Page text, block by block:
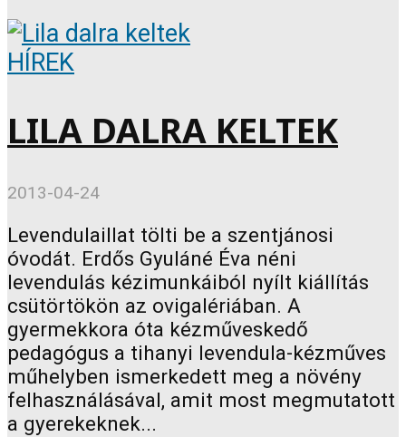
HÍREK
LILA DALRA KELTEK
2013-04-24
Levendulaillat tölti be a szentjánosi
óvodát. Erdős Gyuláné Éva néni
levendulás kézimunkáiból nyílt kiállítás
csütörtökön az ovigalériában. A
gyermekkora óta kézműveskedő
pedagógus a tihanyi levendula-kézműves
műhelyben ismerkedett meg a növény
felhasználásával, amit most megmutatott
a gyerekeknek...